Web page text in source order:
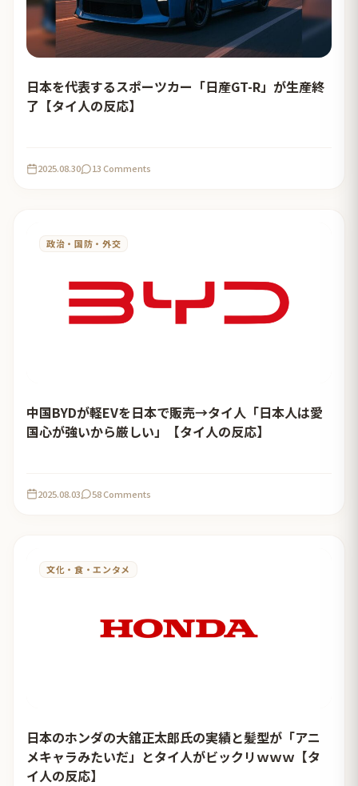
日本を代表するスポーツカー「日産GT-R」が生産終
了【タイ人の反応】
2025.08.30 13 Comments
政治・国防・外交
中国BYDが軽EVを日本で販売→タイ人「日本人は愛
国心が強いから厳しい」【タイ人の反応】
2025.08.03 58 Comments
文化・食・エンタメ
日本のホンダの大舘正太郎氏の実績と髪型が「アニ
メキャラみたいだ」とタイ人がビックリｗｗｗ【タ
イ人の反応】